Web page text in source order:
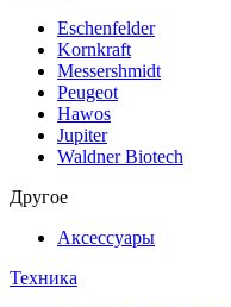
Eschenfelder
Kornkraft
Messershmidt
Peugeot
Hawos
Jupiter
Waldner Biotech
Другое
Аксессуары
Техника